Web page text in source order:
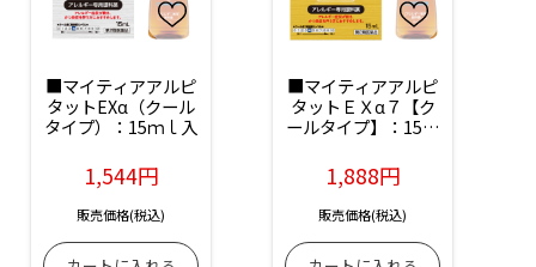
■マイティアアルピ
タットEXα（クール
タイプ）：15ｍｌ入
1,544円
販売価格(税込)
■マイティアアルピ
タットＥＸα７【ク
ールタイプ】：15m
1,888円
販売価格(税込)